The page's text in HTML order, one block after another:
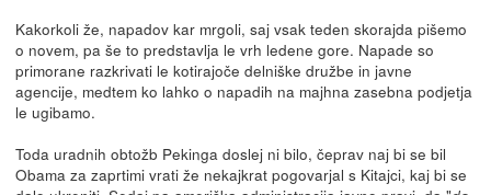
Kakorkoli že, napadov kar mrgoli, saj vsak teden skorajda pišemo
o novem, pa še to predstavlja le vrh ledene gore. Napade so
primorane razkrivati le kotirajoče delniške družbe in javne
agencije, medtem ko lahko o napadih na majhna zasebna podjetja
le ugibamo.
Toda uradnih obtožb Pekinga doslej ni bilo, čeprav naj bi se bil
Obama za zaprtimi vrati že nekajkrat pogovarjal s Kitajci, kaj bi se